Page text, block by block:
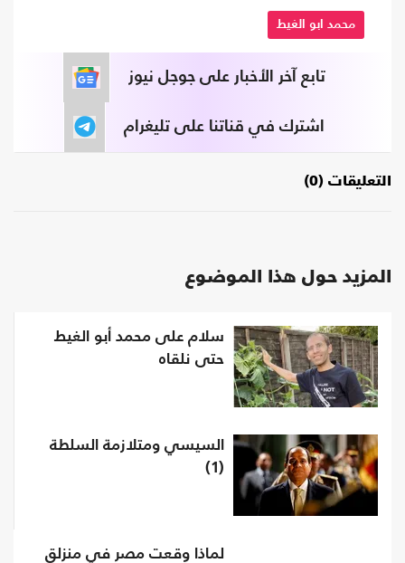
محمد ابو الغيط
تابع آخر الأخبار على جوجل نيوز
اشترك في قناتنا على تليغرام
التعليقات (0)
المزيد حول هذا الموضوع
سلام على محمد أبو الغيط
حتى نلقاه
السيسي ومتلازمة السلطة
(1)
لماذا وقعت مصر في منزلق